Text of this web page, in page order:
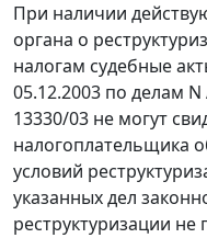
При наличии
органа о
налогам судебные
05.12.2003 по делам
13330/03 не могут
налогоплательщика
условий
указанных дел
реструктуризации не